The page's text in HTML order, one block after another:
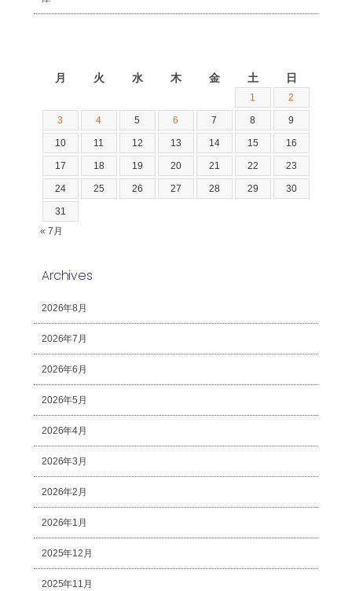
月 火 水 木 金 土 日
1 2
3 4 5 6 7 8 9
10 11 12 13 14 15 16
17 18 19 20 21 22 23
24 25 26 27 28 29 30
31
« 7月
Archives
2026年8月
2026年7月
2026年6月
2026年5月
2026年4月
2026年3月
2026年2月
2026年1月
2025年12月
2025年11月